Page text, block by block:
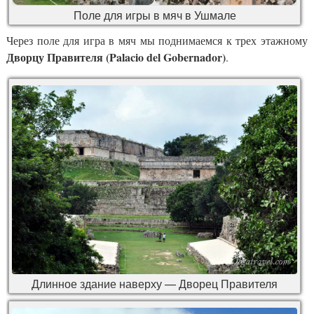
Поле для игры в мяч в Ушмале
Через поле для игра в мяч мы поднимаемся к трех этажному
Дворцу Правителя (Palacio del Gobernador).
Длинное здание наверху — Дворец Правителя